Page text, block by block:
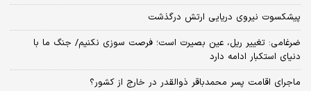
پیشکسوت نیروی دریایی ارتش درگذشت
ضرغامی: تغییر ریل، عین بصیرت است؛ فرصت سوزی نکنیم/ جنگ ما با
دنیای استکبار ادامه دارد
ماجرای اقامت پسر محمدباقر ذوالقدر در خارج از کشور؟